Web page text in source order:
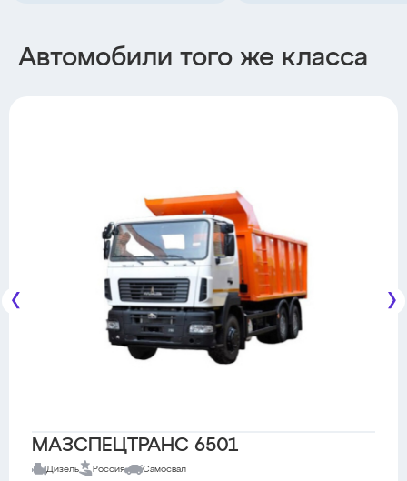
Автомобили того же класса
МАЗСПЕЦТРАНС 6501
Дизель Россия Самосвал